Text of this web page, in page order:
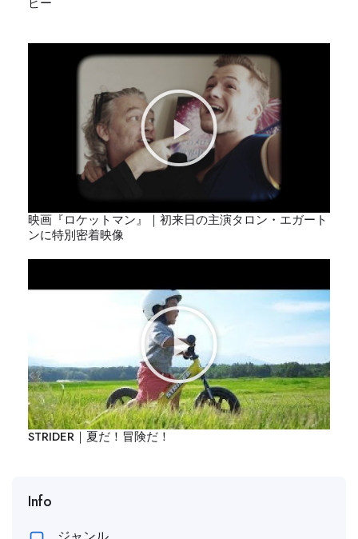
映画『ロケットマン』｜初来日の主演タロン・エガート
ンに特別密着映像
STRIDER｜夏だ！冒険だ！
Info